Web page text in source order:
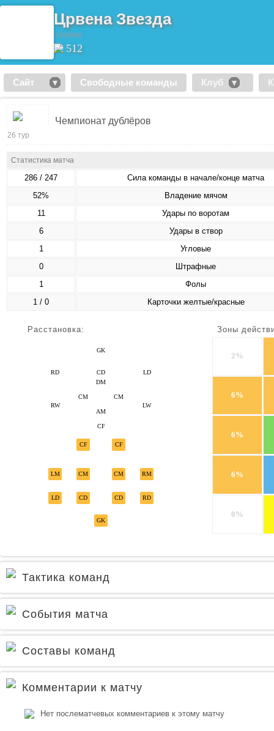
Црвена Звезда
Сербия
512
Сайт Свободные команды Клуб
Чемпионат дублёров
26 тур
Статистика матча
286 / 247
Сила команды в начале/конце матча
52%
Владение мячом
11
Удары по воротам
6
Удары в створ
1
Угловые
0
Штрафные
1
Фолы
1 / 0
Карточки желтые/красные
Расстановка:
GK
LD
CD
RD
DM
CM
CM
LW
AM
RW
CF
GK
LD CD CD RD
LM CM CM RM
CF CF
Зоны
2%
6%
6%
6%
0%
Тактика команд
События матча
Составы команд
Комментарии к матчу
Нет послематчевых комментариев к этому матчу